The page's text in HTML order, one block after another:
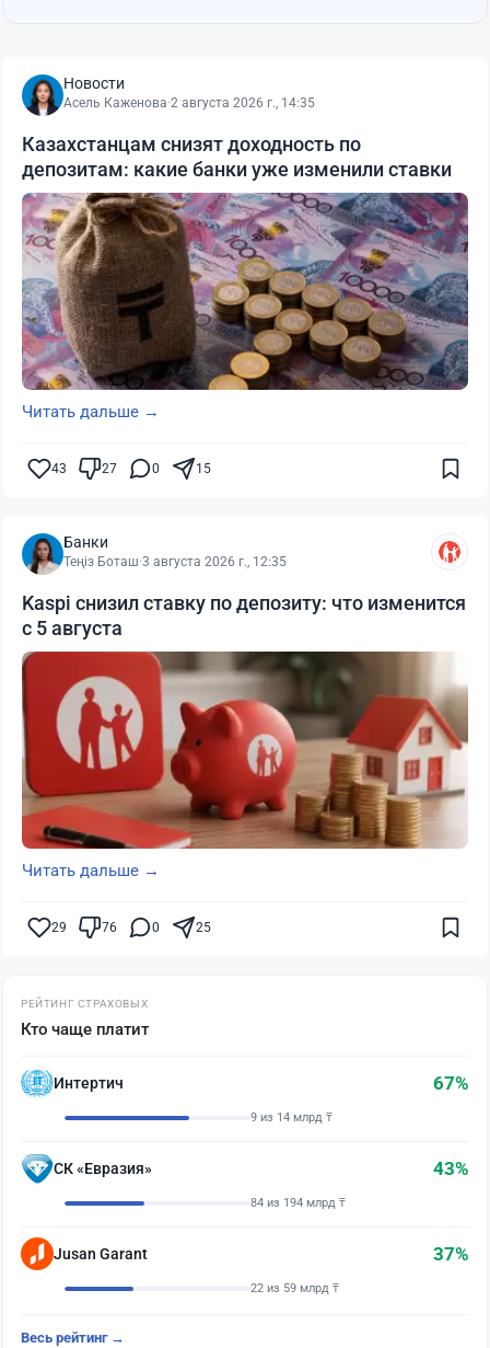
Новости
Асель Каженова·2 августа 2026 г., 14:35
Казахстанцам снизят доходность по
депозитам: какие банки уже изменили ставки
Читать дальше →
43 27 0 15
Банки
Теңіз Боташ·3 августа 2026 г., 12:35
Kaspi снизил ставку по депозиту: что изменится
с 5 августа
Читать дальше →
29 76 0 25
РЕЙТИНГ СТРАХОВЫХ
Кто чаще платит
Интертич 67%
9 из 14 млрд ₸
СК «Евразия» 43%
84 из 194 млрд ₸
Jusan Garant 37%
22 из 59 млрд ₸
Весь рейтинг →